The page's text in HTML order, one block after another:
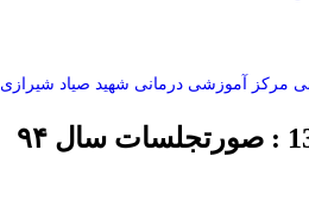
مرکز آموزشی درمانی شهید صیاد شیرازی
صورتجلسات سال ۹۴